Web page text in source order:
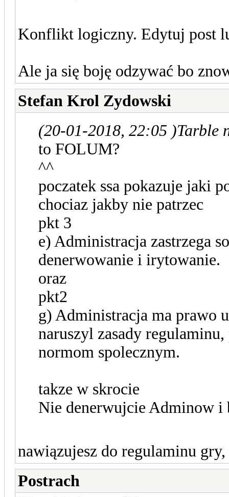
Konflikt logiczny. Edytuj post
Ale ja się boję odzywać bo
Stefan Krol Zydowski
(20-01-2018, 22:05 )Tarble
to FOLUM?
^^
poczatek ssa pokazuje jaki
chociaz jakby nie patrzec
pkt 3
e) Administracja zastrzega
denerwowanie i irytowanie.
oraz
pkt2
g) Administracja ma prawo
naruszyl zasady
normom spolecznym.
takze w skrocie
Nie denerwujcie Adminow i
nawiązujesz do regulaminu
Postrach